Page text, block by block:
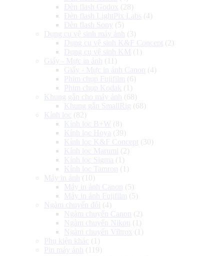
Đèn flash Godox (28)
Đèn flash LightPix Labs (4)
Đèn flash Sony (5)
Dụng cụ vệ sinh máy ảnh
(3)
Dụng cụ vệ sinh K&F Concept (2)
Dụng cụ vệ sinh KM (1)
Giấy - Mực in ảnh
(11)
Giấy - Mực in ảnh Canon
(4)
Phim chụp Fujifilm (6)
Phim chụp Kodak (1)
Khung gắn cho máy ảnh
(68)
Khung gắn SmallRig (68)
Kính lọc (82)
Kính lọc B+W (8)
Kính lọc Hoya (39)
Kính lọc K&F Concept (30)
Kính lọc Marumi (2)
Kính lọc Sigma (1)
Kính lọc Tamron
(1)
Máy in ảnh
(10)
Máy in ảnh Canon
(5)
Máy in ảnh Fujifilm (5)
Ngàm chuyển đổi (4)
Ngàm chuyển Canon
(2)
Ngàm chuyển Nikon
(1)
Ngàm chuyển Viltrox (1)
Phụ kiện khác (1)
Pin máy ảnh
(119)